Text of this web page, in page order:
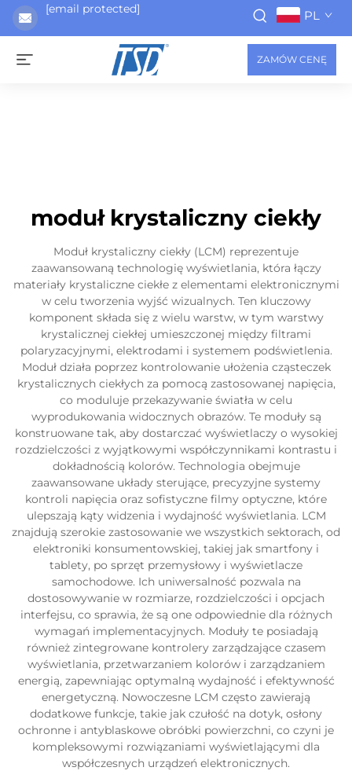
[email protected] PL
ZAMÓW CENĘ
moduł krystaliczny ciekły
Moduł krystaliczny ciekły (LCM) reprezentuje
zaawansowaną technologię wyświetlania, która łączy
materiały krystaliczne ciekłe z elementami elektronicznymi
w celu tworzenia wyjść wizualnych. Ten kluczowy
komponent składa się z wielu warstw, w tym warstwy
krystalicznej ciekłej umieszczonej między filtrami
polaryzacyjnymi, elektrodami i systemem podświetlenia.
Moduł działa poprzez kontrolowanie ułożenia cząsteczek
krystalicznych ciekłych za pomocą zastosowanej napięcia,
co moduluje przekazywanie światła w celu
wyprodukowania widocznych obrazów. Te moduły są
konstruowane tak, aby dostarczać wyświetlaczy o wysokiej
rozdzielczości z wyjątkowymi współczynnikami kontrastu i
dokładnością kolorów. Technologia obejmuje
zaawansowane układy sterujące, precyzyjne systemy
kontroli napięcia oraz sofistyczne filmy optyczne, które
ulepszają kąty widzenia i wydajność wyświetlania. LCM
znajdują szerokie zastosowanie we wszystkich sektorach, od
elektroniki konsumentowskiej, takiej jak smartfony i
tablety, po sprzęt przemysłowy i wyświetlacze
samochodowe. Ich uniwersalność pozwala na
dostosowywanie w rozmiarze, rozdzielczości i opcjach
interfejsu, co sprawia, że są one odpowiednie dla różnych
wymagań implementacyjnych. Moduły te posiadają
również zintegrowane kontrolery zarządzające czasem
wyświetlania, przetwarzaniem kolorów i zarządzaniem
energią, zapewniając optymalną wydajność i efektywność
energetyczną. Nowoczesne LCM często zawierają
dodatkowe funkcje, takie jak czułość na dotyk, osłony
ochronne i antyblaskowe obróbki powierzchni, co czyni je
kompleksowymi rozwiązaniami wyświetlającymi dla
współczesnych urządzeń elektronicznych.